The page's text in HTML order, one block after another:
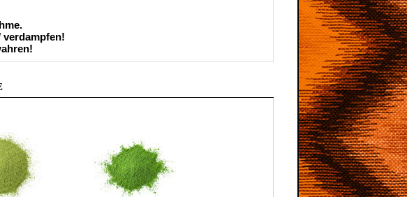
verdampfen!